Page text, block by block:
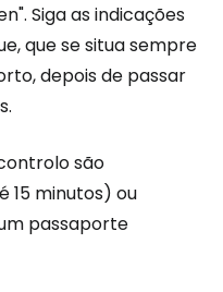
Siga as indicações
que se situa sempre
depois de passar
são
15 minutos) ou
passaporte